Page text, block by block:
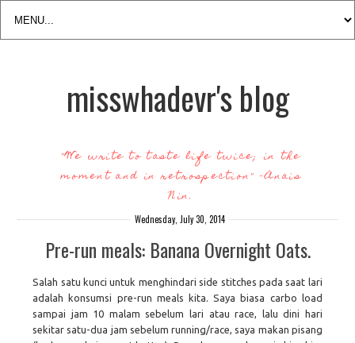
misswhadevr's blog
"We write to taste life twice; in the
moment and in retrospection" -Anais
Nin.
Wednesday, July 30, 2014
Pre-run meals: Banana Overnight Oats.
Salah satu kunci untuk menghindari side stitches pada saat lari
adalah konsumsi pre-run meals kita. Saya biasa carbo load
sampai jam 10 malam sebelum lari atau race, lalu dini hari
sekitar satu-dua jam sebelum running/race, saya makan pisang